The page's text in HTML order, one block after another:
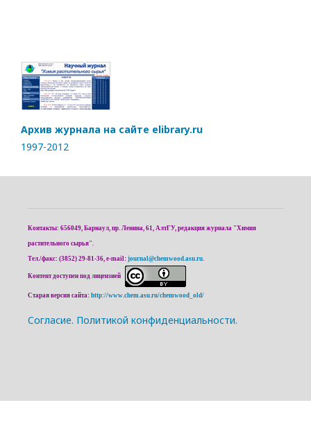
Архив журнала на сайте elibrary.ru
1997-2012
Контакты: 656049, Барнаул, пр. Ленина, 61, АлтГУ, редакция журнала "Химия
растительного сырья".
Тел./факс: (3852) 29-81-36, e-mail: journal@chemwood.asu.ru
Контент доступен под лицензией
Старая версия сайта: http://www.chem.asu.ru/chemwood_old/
Cогласие. Политикой конфиденциальности.